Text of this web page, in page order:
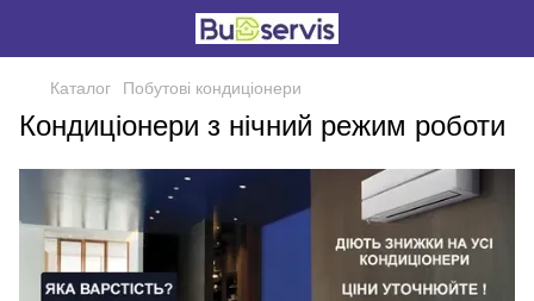
Каталог Побутові кондиціонери
Кондиціонери з нічний режим роботи